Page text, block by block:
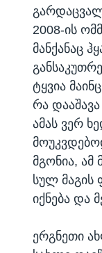
2008-ის
მანქანაც
ტყვია
რა
ამას ვერ
მგონია, ამ
სულ მაგის
იქნება და
ერგნეთი